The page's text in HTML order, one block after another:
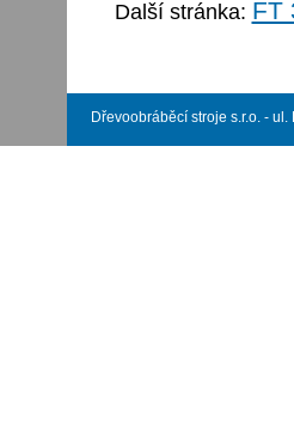
Další stránka: FT
Dřevoobráběcí stroje s.r.o. -